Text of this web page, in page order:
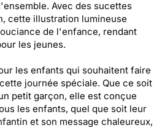
Avec des sucettes
cette illustration lumineuse
de l'enfance, rendant
les jeunes.
les enfants qui souhaitent faire
journée spéciale. Que ce soit
petit garçon, elle est conçue
les enfants, quel que soit leur
et son message chaleureux,